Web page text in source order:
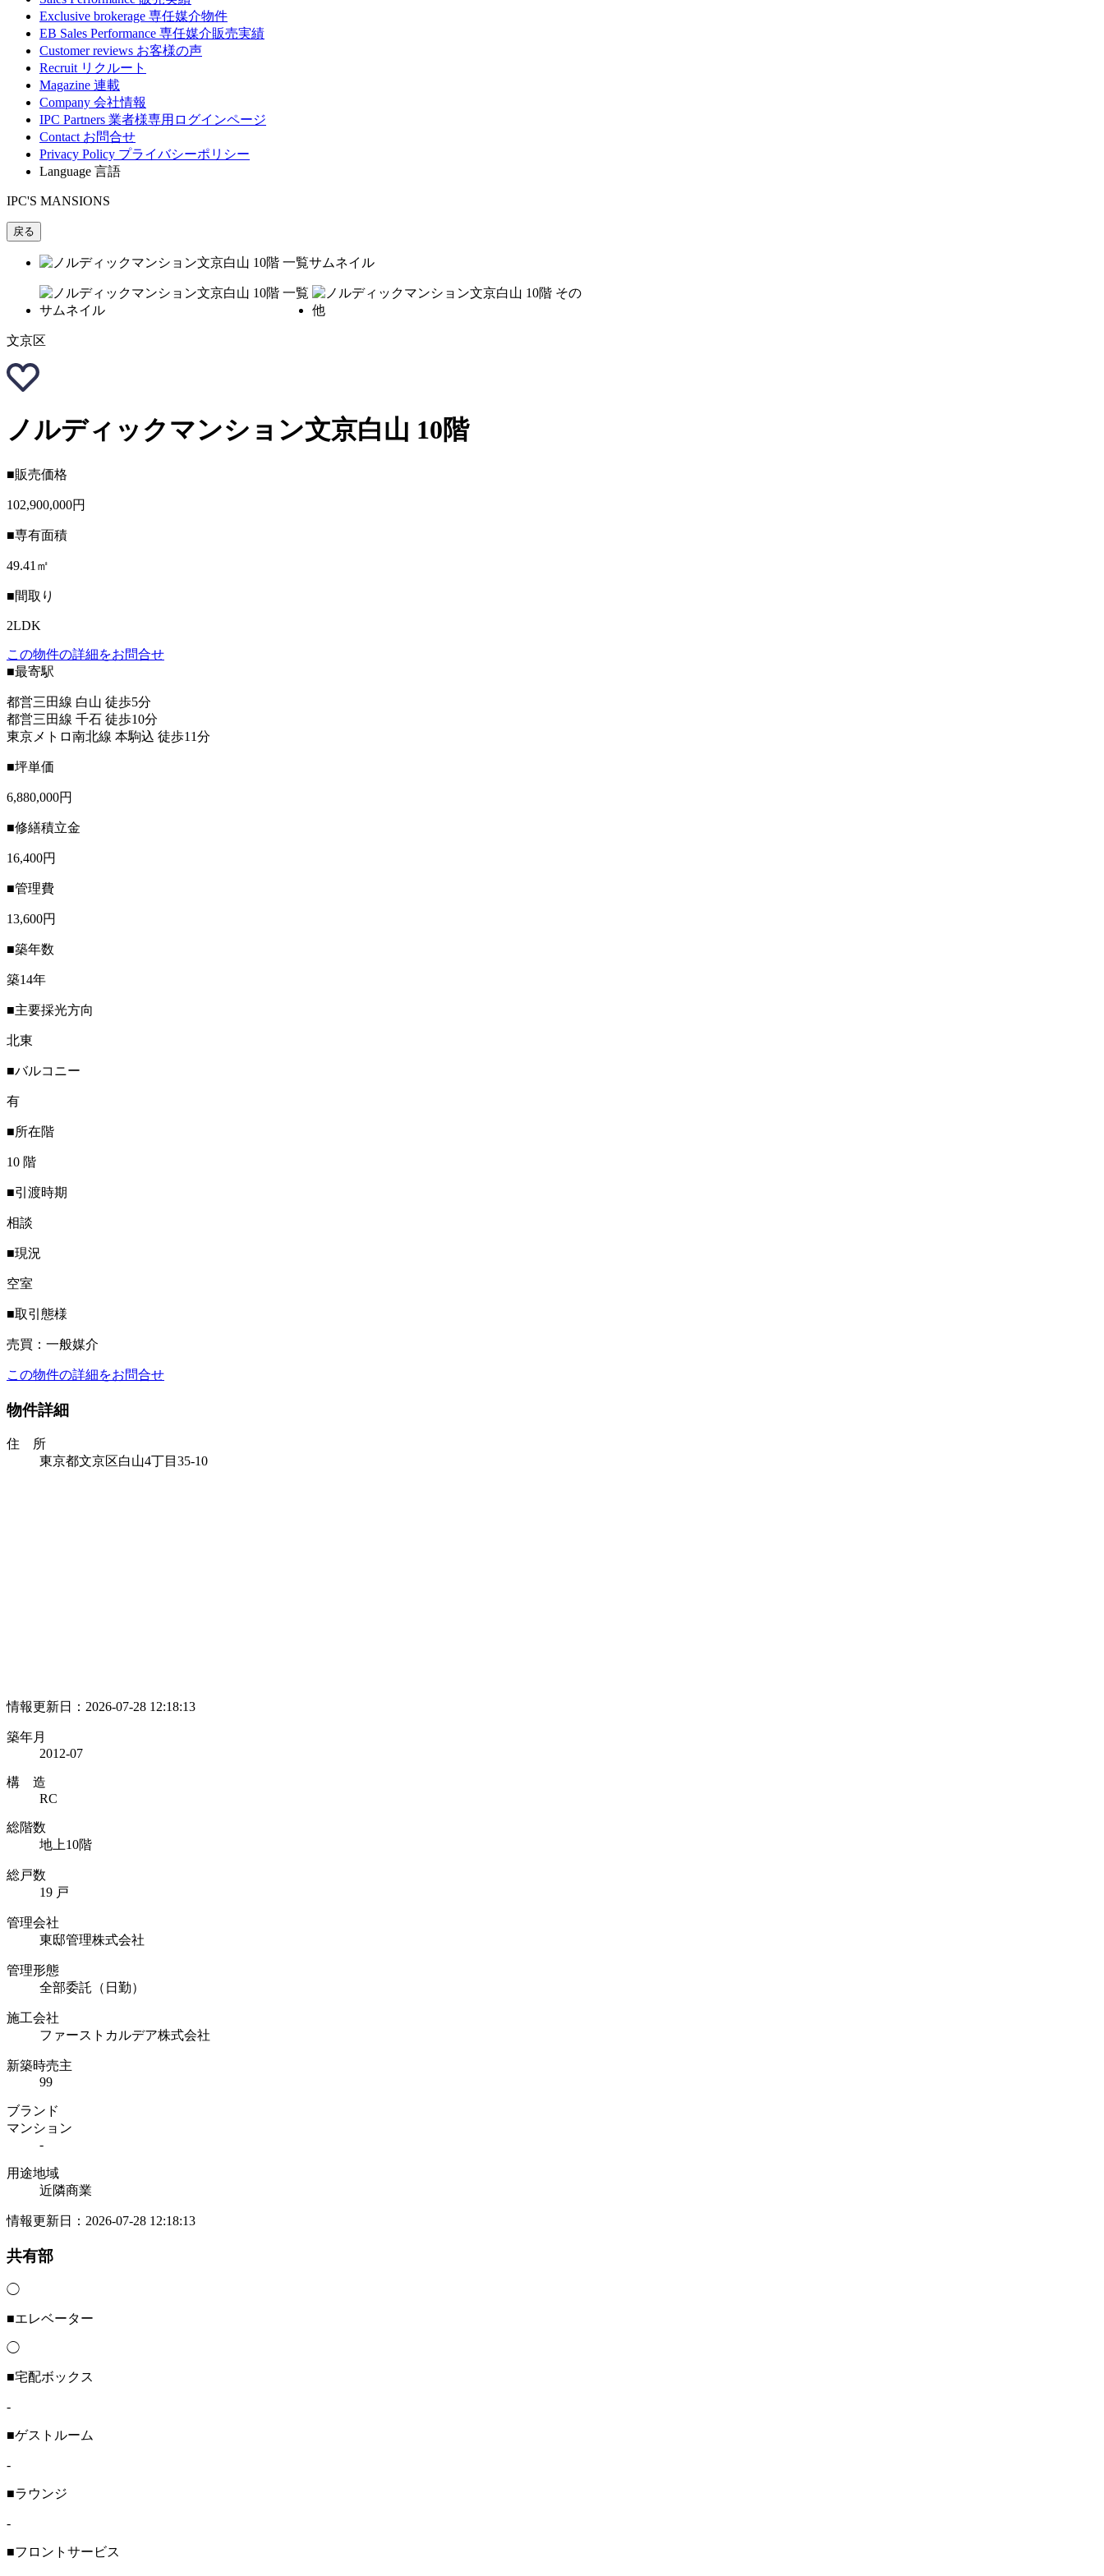
Exclusive brokerage 専任媒介物件
EB Sales Performance 専任媒介販売実績
Customer reviews お客様の声
Recruit リクルート
Magazine 連載
Company 会社情報
IPC Partners 業者様専用ログインページ
Contact お問合せ
Privacy Policy プライバシーポリシー
Language 言語
IPC'S MANSIONS
戻る
文京区
ノルディックマンション文京白山 10階
■販売価格
102,900,000円
■専有面積
49.41㎡
■間取り
2LDK
この物件の詳細をお問合せ
■最寄駅
都営三田線 白山 徒歩5分
都営三田線 千石 徒歩10分
東京メトロ南北線 本駒込 徒歩11分
■坪単価
6,880,000円
■修繕積立金
16,400円
■管理費
13,600円
■築年数
築14年
■主要採光方向
北東
■バルコニー
有
■所在階
10 階
■引渡時期
相談
■現況
空室
■取引態様
売買：一般媒介
この物件の詳細をお問合せ
物件詳細
住 所
東京都文京区白山4丁目35-10
情報更新日：2026-07-28 12:18:13
築年月
2012-07
構 造
RC
総階数
地上10階
総戸数
19 戸
管理会社
東邸管理株式会社
管理形態
全部委託（日勤）
施工会社
ファーストカルデア株式会社
新築時売主
99
ブランド
マンション
-
用途地域
近隣商業
情報更新日：2026-07-28 12:18:13
共有部
◯
■エレベーター
◯
■宅配ボックス
-
■ゲストルーム
-
■ラウンジ
-
■フロントサービス